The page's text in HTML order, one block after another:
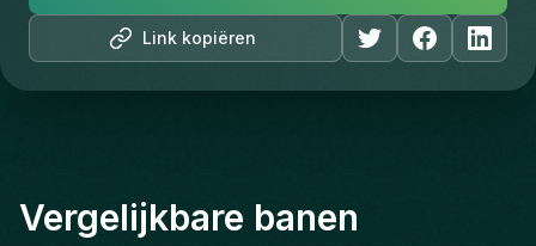
Link kopiëren
Vergelijkbare banen